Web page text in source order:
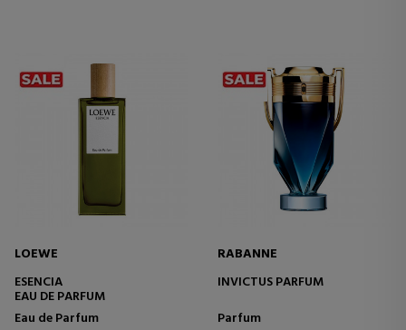
LOEWE
ESENCIA
EAU DE PARFUM
Eau de Parfum
RABANNE
INVICTUS PARFUM
Parfum